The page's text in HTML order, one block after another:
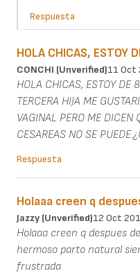
Respuesta
HOLA CHICAS, ESTOY
CONCHI (unverified)11 Oct
HOLA CHICAS, ESTOY DE
TERCERA HIJA ME
VAGINAL PERO ME DICEN
CESAREAS NO SE
Respuesta
Holaaa creen q
Jazzy (unverified)12 Oct
Holaaa creen q despues
hermoso parto natural
frustrada